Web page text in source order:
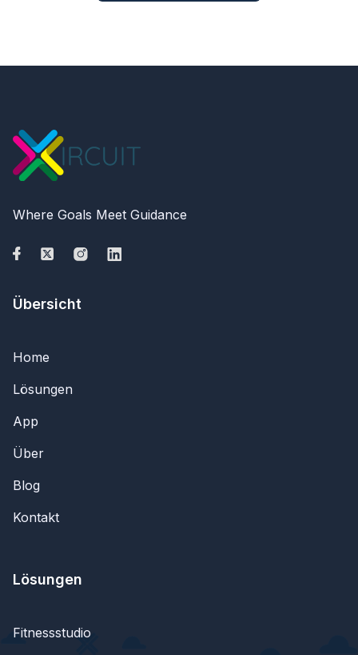
Where Goals Meet Guidance
Übersicht
Home
Lösungen
App
Über
Blog
Kontakt
Lösungen
Fitnessstudio